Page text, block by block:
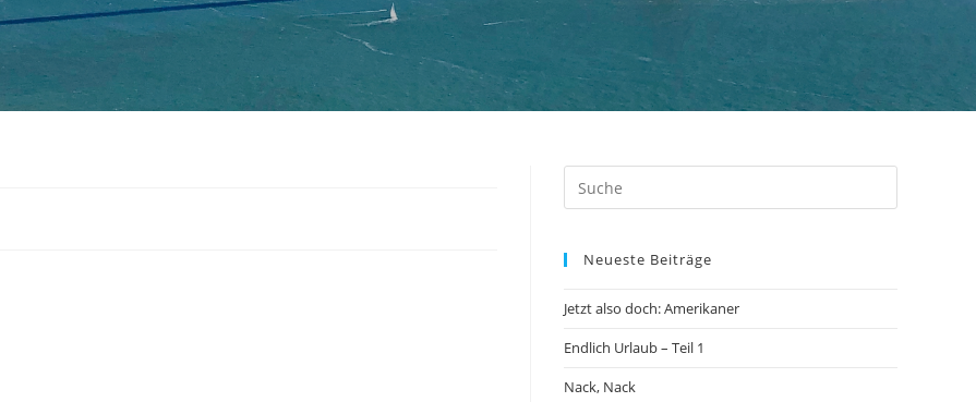
Neueste Beiträge
Jetzt also doch: Amerikaner
Endlich Urlaub – Teil 1
Nack, Nack